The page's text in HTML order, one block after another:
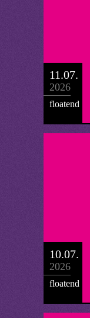
11.07.
2026
floatend
10.07.
2026
floatend